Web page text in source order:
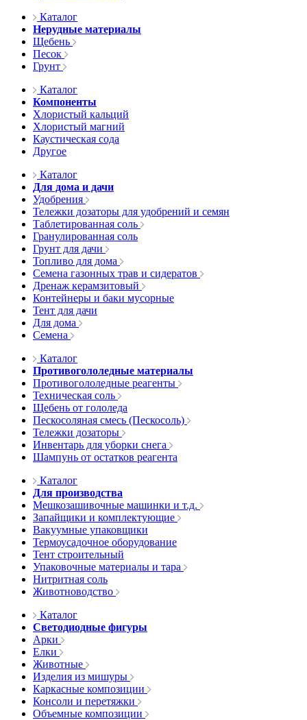
Каталог
Нерудные материалы
Щебень
Песок
Грунт
Каталог
Компоненты
Хлористый кальций
Хлористый магний
Каустическая сода
Другое
Каталог
Для дома и дачи
Удобрения
Тележки дозаторы для удобрений и семян
Таблетированная соль
Гранулированная соль
Грунт для дачи
Топливо для дома
Семена газонных трав и сидератов
Дренаж керамзитовый
Контейнеры и баки мусорные
Тент для дачи
Для дома
Семена
Каталог
Противогололедные материалы
Противогололедные реагенты
Техническая соль
Щебень от гололеда
Пескосоляная смесь (Пескосоль)
Тележки дозаторы
Инвентарь для уборки снега
Шампунь от остатков реагента
Каталог
Для производства
Мешкозашивочные машинки и т.д.
Запайщики и комплектующие
Вакуумные упаковщики
Термоусадочное оборудование
Тент строительный
Упаковочные материалы и тара
Нитритная соль
Животноводство
Каталог
Светодиодные фигуры
Арки
Елки
Животные
Изделия из мишуры
Каркасные композиции
Консоли и перетяжки
Объемные композиции